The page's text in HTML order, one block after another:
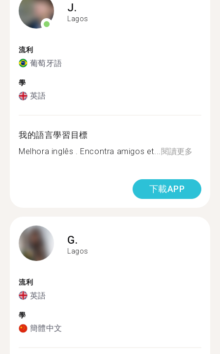
J.
Lagos
流利
葡萄牙語
學
英語
我的語言學習目標
Melhora inglês . Encontra amigos et...閱讀更多
下載APP
G.
Lagos
流利
英語
學
簡體中文